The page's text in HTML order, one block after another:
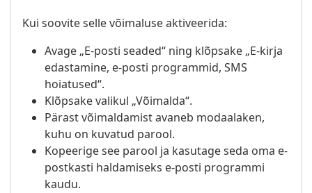
Kui soovite selle võimaluse aktiveerida:
Avage „E-posti seaded“ ning klõpsake „E-kirja
edastamine, e-posti programmid, SMS
hoiatused“.
Klõpsake valikul „Võimalda“.
Pärast võimaldamist avaneb modaalaken,
kuhu on kuvatud parool.
Kopeerige see parool ja kasutage seda oma e-
postkasti haldamiseks e-posti programmi
kaudu.